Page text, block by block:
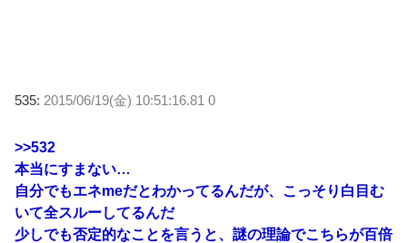
535: 2015/06/19(金) 10:51:16.81 0
>>532
本当にすまない…
自分でもエネmeだとわかってるんだが、こっそり白目む
いて全スルーしてるんだ
少しでも否定的なことを言うと、謎の理論でこちらが百倍